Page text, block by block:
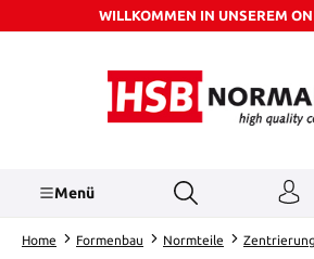
Zum Hauptinhalt springenWILLKOMMEN IN UNSEREM
Menü
Home Formenbau Normteile